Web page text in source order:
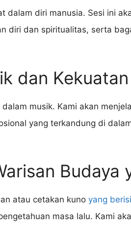
dalam diri manusia. Sesi ini
diri dan spiritualitas, serta
dan
musik. Kami akan
yang terkandung di
Budaya
atau cetakan kuno yang
masa lalu. Kami